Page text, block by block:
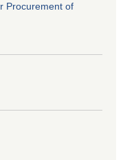
Procurement of